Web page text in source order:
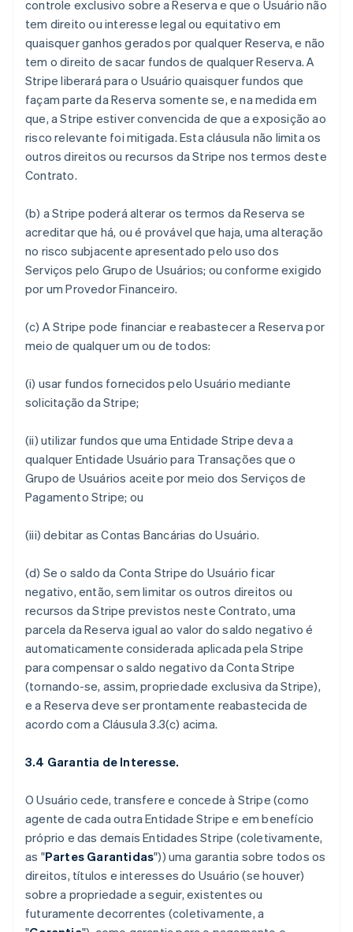
controle exclusivo sobre a Reserva e que o Usuário não
tem direito ou interesse legal ou equitativo em
quaisquer ganhos gerados por qualquer Reserva, e não
tem o direito de sacar fundos de qualquer Reserva. A
Stripe liberará para o Usuário quaisquer fundos que
façam parte da Reserva somente se, e na medida em
que, a Stripe estiver convencida de que a exposição ao
risco relevante foi mitigada. Esta cláusula não limita os
outros direitos ou recursos da Stripe nos termos deste
Contrato.
(b) a Stripe poderá alterar os termos da Reserva se
acreditar que há, ou é provável que haja, uma alteração
no risco subjacente apresentado pelo uso dos
Serviços pelo Grupo de Usuários; ou conforme exigido
por um Provedor Financeiro.
(c) A Stripe pode financiar e reabastecer a Reserva por
meio de qualquer um ou de todos:
(i) usar fundos fornecidos pelo Usuário mediante
solicitação da Stripe;
(ii) utilizar fundos que uma Entidade Stripe deva a
qualquer Entidade Usuário para Transações que o
Grupo de Usuários aceite por meio dos Serviços de
Pagamento Stripe; ou
(iii) debitar as Contas Bancárias do Usuário.
(d) Se o saldo da Conta Stripe do Usuário ficar
negativo, então, sem limitar os outros direitos ou
recursos da Stripe previstos neste Contrato, uma
parcela da Reserva igual ao valor do saldo negativo é
automaticamente considerada aplicada pela Stripe
para compensar o saldo negativo da Conta Stripe
(tornando-se, assim, propriedade exclusiva da Stripe),
e a Reserva deve ser prontamente reabastecida de
acordo com a Cláusula 3.3(c) acima.
3.4 Garantia de Interesse.
O Usuário cede, transfere e concede à Stripe (como
agente de cada outra Entidade Stripe e em benefício
próprio e das demais Entidades Stripe (coletivamente,
as "Partes Garantidas")) uma garantia sobre todos os
direitos, títulos e interesses do Usuário (se houver)
sobre a propriedade a seguir, existentes ou
futuramente decorrentes (coletivamente, a